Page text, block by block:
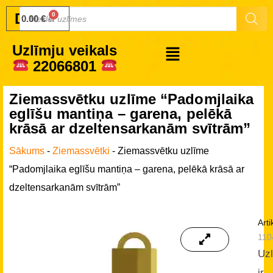
Druku.lv
0.00€
Uzlīmju veikals
22066801
Ziemassvētku uzlīme “Padomjlaika
eglīšu mantiņa – garena, pelēkā
krāsā ar dzeltensarkanām svītrām”
Sākums - Ziemassvētki - Ziemassvētku uzlīme
“Padomjlaika eglīšu mantiņa – garena, pelēkā krāsā ar
dzeltensarkanām svītrām”